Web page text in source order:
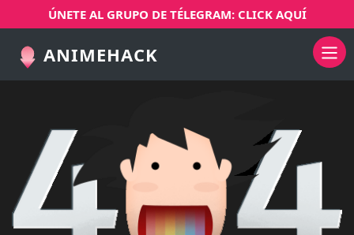
ÚNETE AL GRUPO DE TÉLEGRAM: CLICK AQUÍ
ANIMEHACK